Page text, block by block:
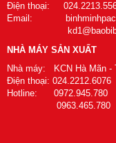
Điện thoại:
Email:
NHÀ MÁY SẢN XUẤT
Nhà máy: KCN Hà Mãn -
Điện thoại: 024.2212.6076
Hotline: 0972.945.780
0963.465.780